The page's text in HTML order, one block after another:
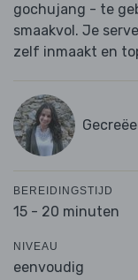
gochujang - te
smaakvol. Je
zelf inmaakt en
BEREIDINGSTIJD
15 - 20 minuten
NIVEAU
eenvoudig